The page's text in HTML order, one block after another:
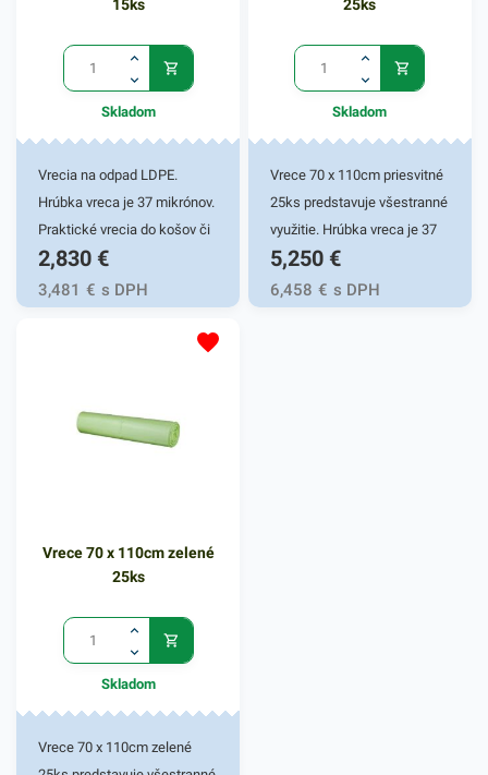
pracovných priestoroch.
uskladnenie sezónneho
oblečenia alebo počas
sťahovania. Vrecia sú tiež
vhodné na balenie výrobkov
pred navlhnutím či
znečistením.
oblečenia alebo počas
vhodné na balenie výrobkov
pred navlhnutím, vyschnutím
či znečistením.
15ks
Skladom
Vrecia na odpad LDPE.
Hrúbka vreca je 37 mikrónov.
Praktické vrecia do košov či
zberných nádob. Vyrobené z
igelitu. Zabezpečujú komfort
a uľahčujú nepríjemnosť
2,830 €
3,481 € s DPH
25ks
Skladom
Vrece 70 x 110cm priesvitné
25ks predstavuje všestranné
využitie. Hrúbka vreca je 37
mikrónov. Tieto univerzálne
vrecia sú vysoko flexibilné a
odolné. Vďaka elastickému
5,250 €
6,458 € s DPH
Vrece 70 x 110cm zelené
25ks
Skladom
Vrece 70 x 110cm zelené